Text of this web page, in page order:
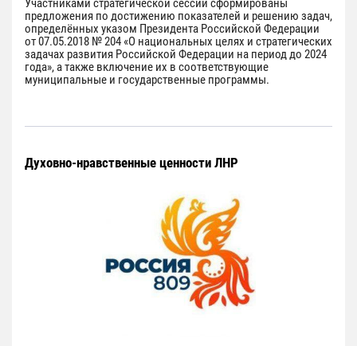
Участниками стратегической сессии сформированы
предложения по достижению показателей и решению задач,
определённых указом Президента Российской Федерации
от 07.05.2018 № 204 «О национальных целях и стратегических
задачах развития Российской Федерации на период до 2024
года», а также включение их в соответствующие
муниципальные и государственные программы.
Духовно-нравственные ценности ЛНР